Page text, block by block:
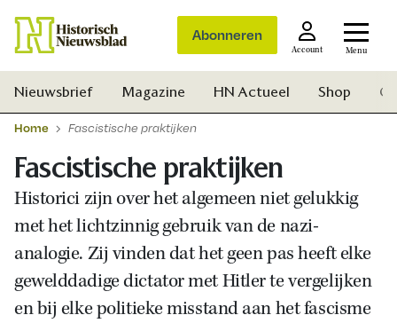
Abonneren
Account Menu
Nieuwsbrief Magazine HN Actueel Shop
Home Fascistische praktijken
Fascistische praktijken
Historici zijn over het algemeen niet gelukkig
met het lichtzinnig gebruik van de nazi-
analogie. Zij vinden dat het geen pas heeft elke
gewelddadige dictator met Hitler te vergelijken
en bij elke politieke misstand aan het fascisme